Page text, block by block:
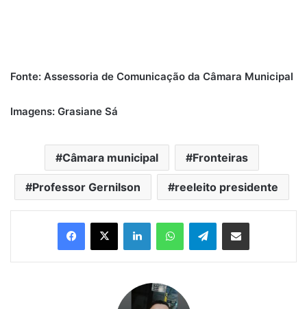
Fonte: Assessoria de Comunicação da Câmara Municipal
Imagens: Grasiane Sá
Câmara municipal Fronteiras
Professor Gernilson reeleito presidente
Telegram